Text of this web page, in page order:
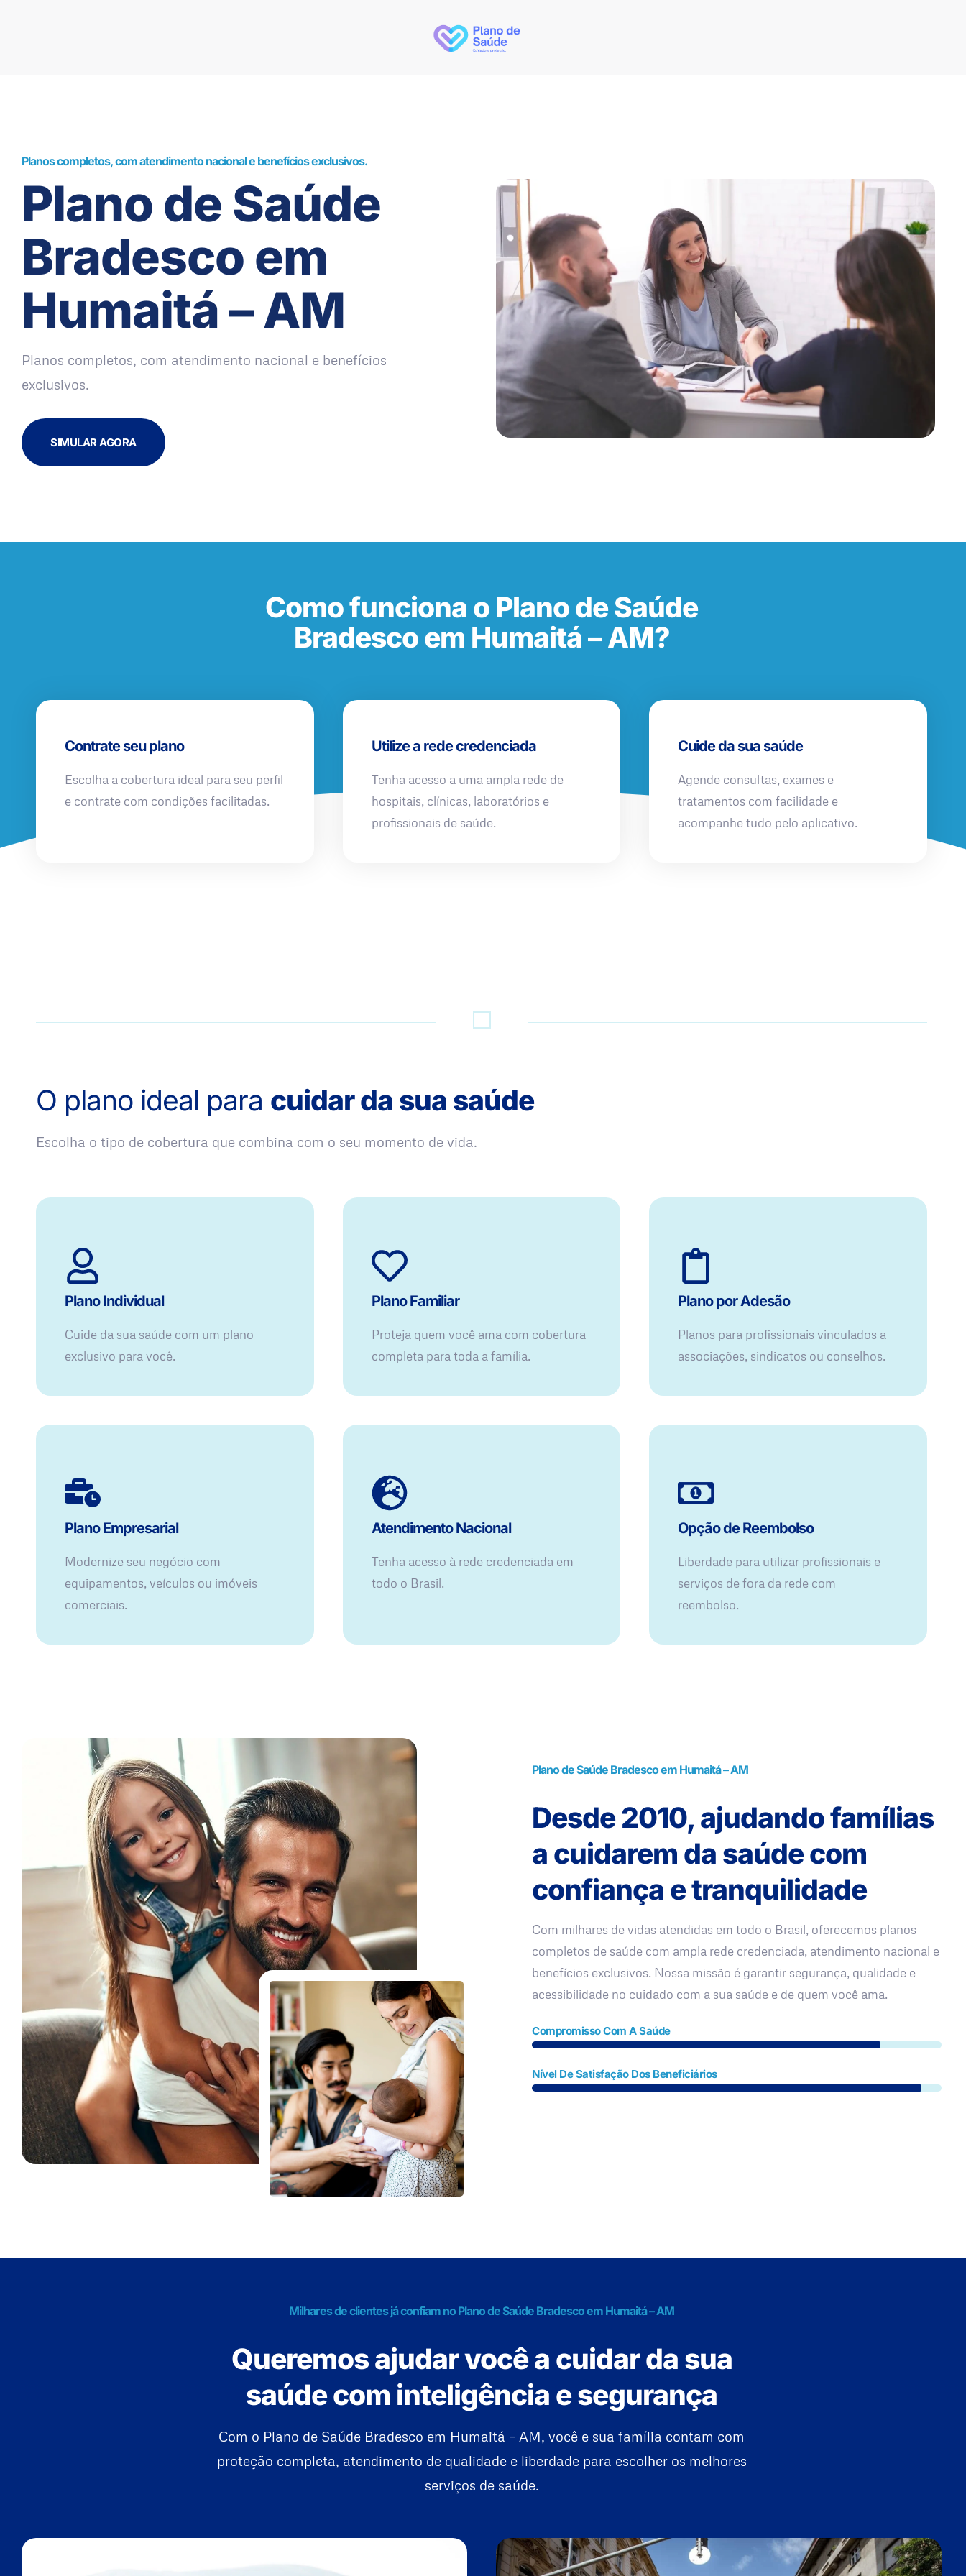
Planos completos, com atendimento nacional e benefícios exclusivos.
Plano de Saúde
Bradesco em
Humaitá – AM
Planos completos, com atendimento nacional e benefícios
exclusivos.
SIMULAR AGORA
Como funciona o Plano de Saúde
Bradesco em Humaitá – AM?
Contrate seu plano
Escolha a cobertura ideal para seu perfil
e contrate com condições facilitadas.
Utilize a rede credenciada
Tenha acesso a uma ampla rede de
hospitais, clínicas, laboratórios e
profissionais de saúde.
Cuide da sua saúde
Agende consultas, exames e
tratamentos com facilidade e
acompanhe tudo pelo aplicativo.
O plano ideal para cuidar da sua saúde
Escolha o tipo de cobertura que combina com o seu momento de vida.
Plano Individual
Cuide da sua saúde com um plano
exclusivo para você.
Plano Familiar
Proteja quem você ama com cobertura
completa para toda a família.
Plano por Adesão
Planos para profissionais vinculados a
associações, sindicatos ou conselhos.
Plano Empresarial
Modernize seu negócio com
equipamentos, veículos ou imóveis
comerciais.
Atendimento Nacional
Tenha acesso à rede credenciada em
todo o Brasil.
Opção de Reembolso
Liberdade para utilizar profissionais e
serviços de fora da rede com
reembolso.
Plano de Saúde Bradesco em Humaitá – AM
Desde 2010, ajudando famílias
a cuidarem da saúde com
confiança e tranquilidade
Com milhares de vidas atendidas em todo o Brasil, oferecemos planos
completos de saúde com ampla rede credenciada, atendimento nacional e
benefícios exclusivos. Nossa missão é garantir segurança, qualidade e
acessibilidade no cuidado com a sua saúde e de quem você ama.
Compromisso Com A Saúde
Nível De Satisfação Dos Beneficiários
Milhares de clientes já confiam no Plano de Saúde Bradesco em Humaitá – AM
Queremos ajudar você a cuidar da sua
saúde com inteligência e segurança
Com o Plano de Saúde Bradesco em Humaitá – AM, você e sua família contam com
proteção completa, atendimento de qualidade e liberdade para escolher os melhores
serviços de saúde.